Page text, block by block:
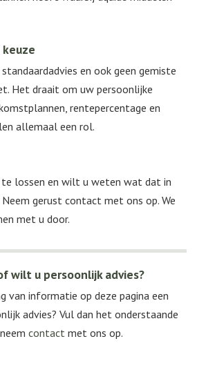
en ook geen gemiste
Het draait om uw persoonlijke
rentepercentage en
allemaal een rol.
lossen en wilt u weten wat dat in
gerust contact met ons op. We
met u door.
wilt u persoonlijk advies?
van informatie op deze pagina een
advies? Vul dan het onderstaande
contact met ons op.